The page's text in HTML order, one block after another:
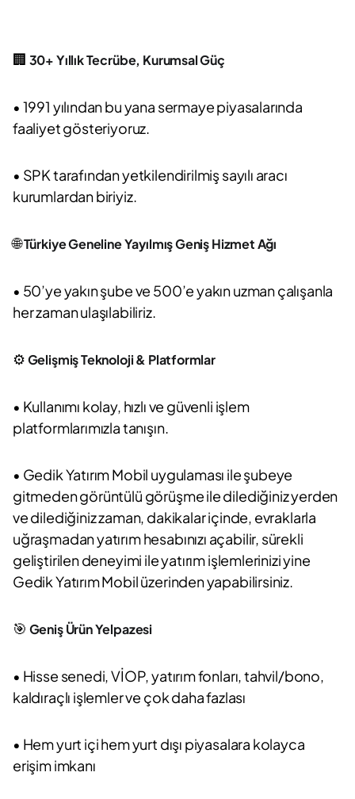
🏢 30+ Yıllık Tecrübe, Kurumsal Güç
• 1991 yılından bu yana sermaye piyasalarında
faaliyet gösteriyoruz.
• SPK tarafından yetkilendirilmiş sayılı aracı
kurumlardan biriyiz.
🌐Türkiye Geneline Yayılmış Geniş Hizmet Ağı
• 50’ye yakın şube ve 500’e yakın uzman çalışanla
her zaman ulaşılabiliriz.
⚙️Gelişmiş Teknoloji & Platformlar
• Kullanımı kolay, hızlı ve güvenli işlem
platformlarımızla tanışın.
• Gedik Yatırım Mobil uygulaması ile şubeye
gitmeden görüntülü görüşme ile dilediğiniz yerden
ve dilediğiniz zaman, dakikalar içinde, evraklarla
uğraşmadan yatırım hesabınızı açabilir, sürekli
geliştirilen deneyimi ile yatırım işlemlerinizi yine
Gedik Yatırım Mobil üzerinden yapabilirsiniz.
🎯 Geniş Ürün Yelpazesi
• Hisse senedi, VİOP, yatırım fonları, tahvil/bono,
kaldıraçlı işlemler ve çok daha fazlası
• Hem yurt içi hem yurt dışı piyasalara kolayca
erişim imkanı